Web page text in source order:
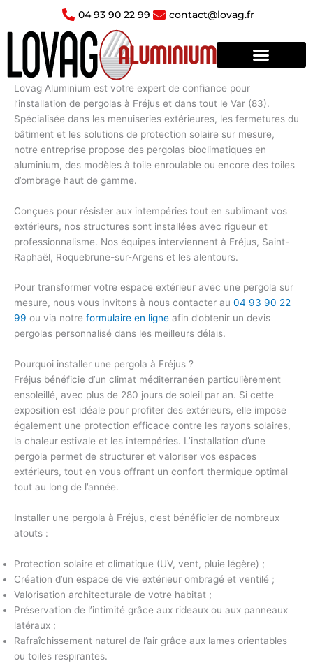
contenu
04 93 90 22 99 contact@lovag.fr
Lovag Aluminium est votre expert de confiance pour
l’installation de pergolas à Fréjus et dans tout le Var (83).
Spécialisée dans les menuiseries extérieures, les fermetures du
bâtiment et les solutions de protection solaire sur mesure,
notre entreprise propose des pergolas bioclimatiques en
aluminium, des modèles à toile enroulable ou encore des toiles
d’ombrage haut de gamme.
Conçues pour résister aux intempéries tout en sublimant vos
extérieurs, nos structures sont installées avec rigueur et
professionnalisme. Nos équipes interviennent à Fréjus, Saint-
Raphaël, Roquebrune-sur-Argens et les alentours.
Pour transformer votre espace extérieur avec une pergola sur
mesure, nous vous invitons à nous contacter au 04 93 90 22
99 ou via notre formulaire en ligne afin d’obtenir un devis
pergolas personnalisé dans les meilleurs délais.
Pourquoi installer une pergola à Fréjus ?
Fréjus bénéficie d’un climat méditerranéen particulièrement
ensoleillé, avec plus de 280 jours de soleil par an. Si cette
exposition est idéale pour profiter des extérieurs, elle impose
également une protection efficace contre les rayons solaires,
la chaleur estivale et les intempéries. L’installation d’une
pergola permet de structurer et valoriser vos espaces
extérieurs, tout en vous offrant un confort thermique optimal
tout au long de l’année.
Installer une pergola à Fréjus, c’est bénéficier de nombreux
atouts :
Protection solaire et climatique (UV, vent, pluie légère) ;
Création d’un espace de vie extérieur ombragé et ventilé ;
Valorisation architecturale de votre habitat ;
Préservation de l’intimité grâce aux rideaux ou aux panneaux
latéraux ;
Rafraîchissement naturel de l’air grâce aux lames orientables
ou toiles respirantes.